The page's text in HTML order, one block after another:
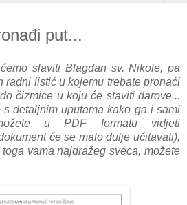
put...
slaviti Blagdan sv. Nikole, pa
radni listić u kojemu trebate pronaći
čizmice u koju će staviti darove...
detaljnim uputama kako ga i sami
u PDF formatu vidjeti
će se malo dulje učitavati),
vama najdražeg sveca, možete